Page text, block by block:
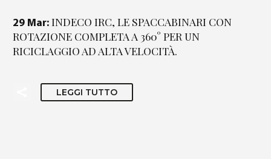
29 Mar: INDECO IRC, LE SPACCABINARI CON
ROTAZIONE COMPLETA A 360° PER UN
RICICLAGGIO AD ALTA VELOCITÀ.
LEGGI TUTTO